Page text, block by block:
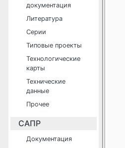
документация
Литература
Серии
Типовые проекты
Технологические
карты
Технические
данные
Прочее
САПР
Документация